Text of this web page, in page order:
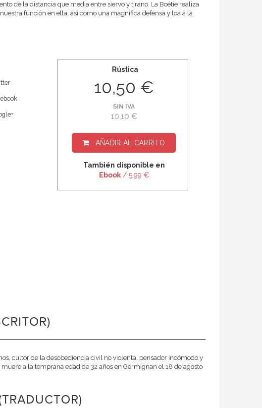
de la distancia que media entre siervo y tirano. La Boétie realiza
función en ella, así como una magnífica defensa y loa a la
Rústica
10,50 €
SIN IVA
10,10 €
AÑADIR AL CARRITO
También disponible en
Ebook/ 5,99 €
cultor de la desobediencia civil no violenta, pensador incómodo y
a la temprana edad de 32 años en Germignan el 18 de agosto